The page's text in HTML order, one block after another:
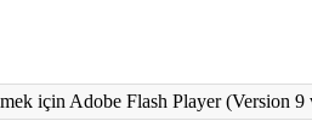
için Adobe Flash Player (Version